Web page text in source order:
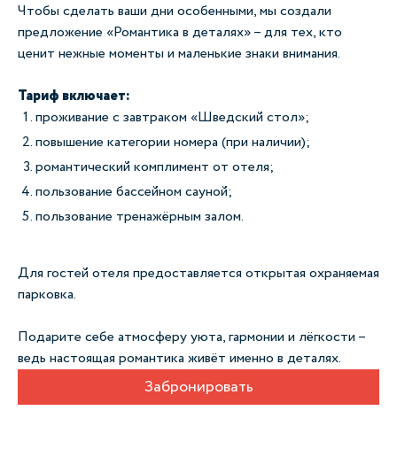
Чтобы сделать ваши дни особенными, мы создали
предложение «Романтика в деталях»–для тех, кто
ценит нежные моменты и маленькие знаки внимания.
Тариф включает:
проживание с завтраком «Шведский стол»;
повышение категории номера (при наличии);
романтический комплимент от отеля;
пользование бассейном сауной;
пользование тренажёрным залом.
Для гостей отеля предоставляется открытая охраняемая
парковка.
Подарите себе атмосферу уюта, гармонии и лёгкости –
ведь настоящая романтика живёт именно в деталях.
Забронировать